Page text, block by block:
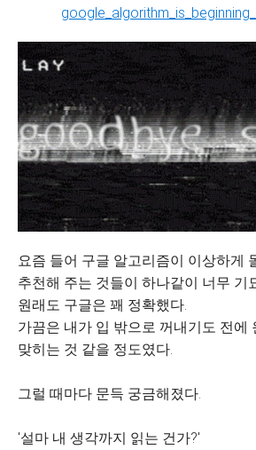
요즘 들어 구글 알고리즘이 이상하게
추천해 주는 것들이 하나같이 너무 기
원래도 구글은 꽤 정확했다.
가끔은 내가 입 밖으로 꺼내기도 전에
맞히는 것 같을 정도였다.
그럴 때마다 문득 궁금해졌다.
'설마 내 생각까지 읽는 건가?'